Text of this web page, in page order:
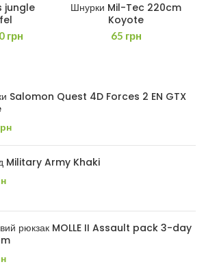
jungle
грн
Шнурки Mil-Tec 220cm
Koyote
65 грн
Salomon Quest 4D Forces 2 EN GTX
Military Army Khaki
рюкзак MOLLE II Assault pack 3-day